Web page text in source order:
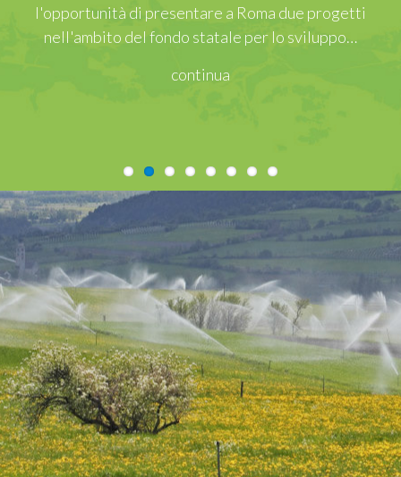
l'opportunità di presentare a Roma due progetti
nell'ambito del fondo statale per lo sviluppo…
continua